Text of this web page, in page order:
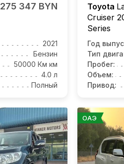
275 347 BYN
2021
Бензин
50000 Км км
4.0 л
Полный
Toyota
Cruiser
Series
Год
Тип
Пробег:
Объем:
Привод:
ОАЭ